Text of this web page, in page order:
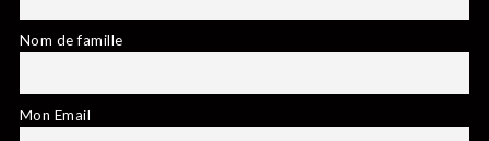
Nom de famille
Mon Email